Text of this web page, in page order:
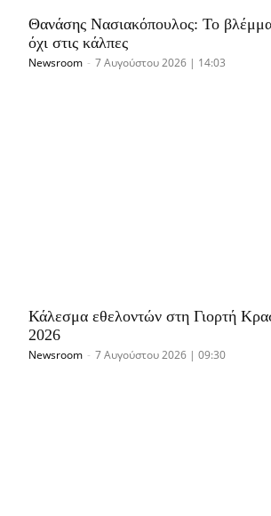
Θανάσης Νασιακόπουλος: Το
όχι στις κάλπες
Newsroom - 7 Αυγούστου 2026 | 14:03
Κάλεσμα εθελοντών στη Γιορτή
2026
Newsroom - 7 Αυγούστου 2026 | 09:30